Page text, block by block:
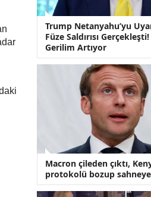
Zam
Trump Netanyahu’yu
Füze Saldırısı
Gerilim Artıyor
Macron çileden çıktı,
protokolü bozup